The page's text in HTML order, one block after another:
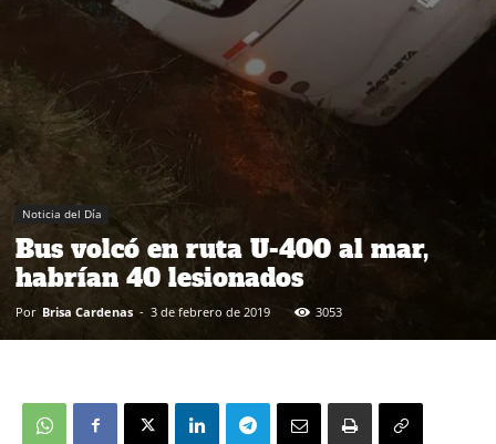
Noticia del Día
Bus volcó en ruta U-400 al mar,
habrían 40 lesionados
Por Brisa Cardenas - 3 de febrero de 2019 3053